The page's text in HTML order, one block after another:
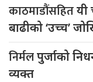
काठमाडौंसहित
बाढीको ‘उच्च’
निर्मलपुर्जाको
व्यक्त